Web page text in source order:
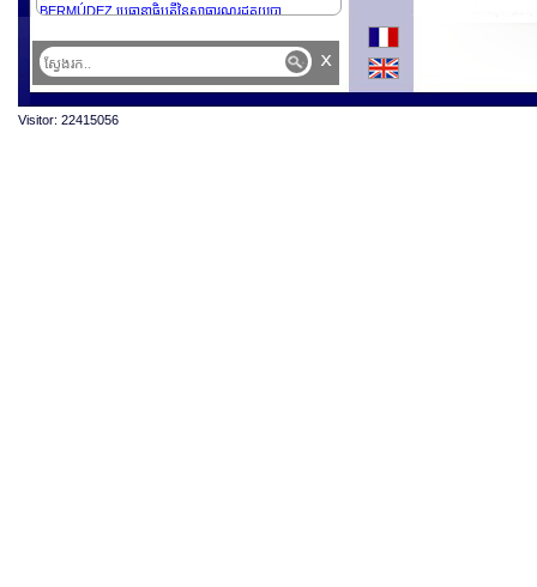
BERMÚDEZ ប្រធានាធិបតីនៃសាធារណរដ្ឋគុយបា
SHANMUGARATNAM ប្រធានាធិបតីនៃសាធារណរដ្ឋសាំង
ហ្គាពួរ
x
Visitor: 22415056